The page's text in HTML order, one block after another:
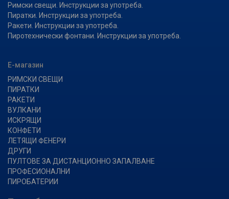
Римски свещи. Инструкции за употреба.
Пиратки. Инструкции за употреба.
Ракети. Инструкции за употреба.
Пиротехнически фонтани. Инструкции за употреба.
Е-магазин
РИМСКИ СВЕЩИ
ПИРАТКИ
РАКЕТИ
ВУЛКАНИ
ИСКРЯЩИ
КОНФЕТИ
ЛЕТЯЩИ ФЕНЕРИ
ДРУГИ
ПУЛТОВЕ ЗА ДИСТАНЦИОННО ЗАПАЛВАНЕ
ПРОФЕСИОНАЛНИ
ПИРОБАТЕРИИ